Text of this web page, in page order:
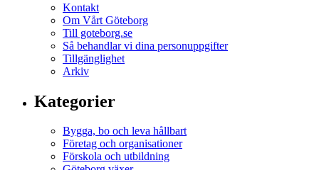
Kontakt
Om Vårt Göteborg
Till goteborg.se
Så behandlar vi dina personuppgifter
Tillgänglighet
Arkiv
Kategorier
Bygga, bo och leva hållbart
Företag och organisationer
Förskola och utbildning